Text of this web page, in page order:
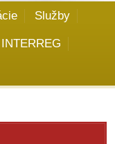
Služby
INTERREG